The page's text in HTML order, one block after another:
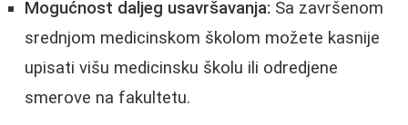
Mogućnost daljeg usavršavanja: Sa završenom
srednjom medicinskom školom možete kasnije
upisati višu medicinsku školu ili odredjene
smerove na fakultetu.